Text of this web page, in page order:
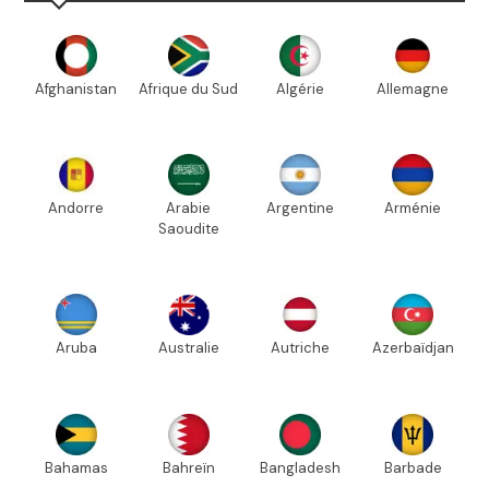
Afghanistan Afrique du Sud Algérie Allemagne
Andorre
Arabie
Saoudite
Argentine Arménie
Aruba Australie Autriche Azerbaïdjan
Bahamas Bahreïn Bangladesh Barbade